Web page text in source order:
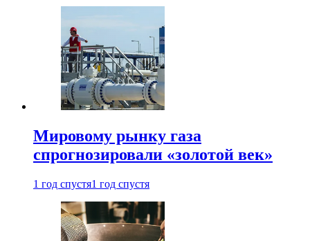
Мировому рынку газа
спрогнозировали «золотой век»
1 год спустя1 год спустя